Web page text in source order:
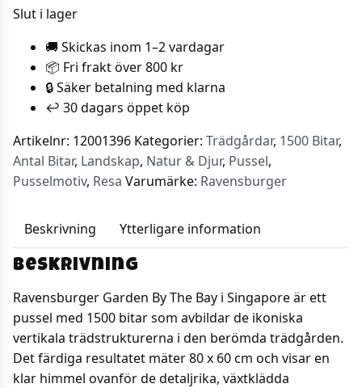
Slut i lager
🚚 Skickas inom 1–2 vardagar
📦 Fri frakt över 800 kr
🔒 Säker betalning med klarna
↩️ 30 dagars öppet köp
Artikelnr: 12001396 Kategorier: Trädgårdar, 1500 Bitar,
Antal Bitar, Landskap, Natur & Djur, Pussel,
Pusselmotiv, Resa Varumärke: Ravensburger
Beskrivning Ytterligare information
Beskrivning
Ravensburger Garden By The Bay i Singapore är ett
pussel med 1500 bitar som avbildar de ikoniska
vertikala trädstrukturerna i den berömda trädgården.
Det färdiga resultatet mäter 80 x 60 cm och visar en
klar himmel ovanför de detaljrika, växtklädda